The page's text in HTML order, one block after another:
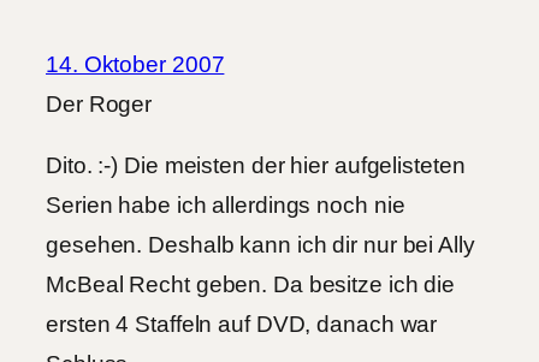
14. Oktober 2007
Der Roger
Dito. :-) Die meisten der hier aufgelisteten
Serien habe ich allerdings noch nie
gesehen. Deshalb kann ich dir nur bei Ally
McBeal Recht geben. Da besitze ich die
ersten 4 Staffeln auf DVD, danach war